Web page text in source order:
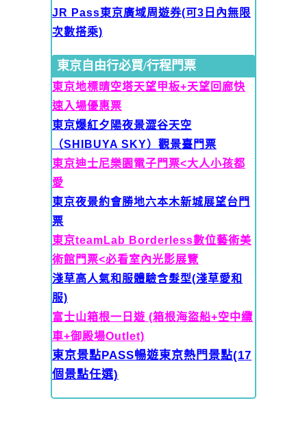
JR Pass東京廣域周遊券(可3日內無限
次數搭乘)
東京自由行必買/行程門票
東京地標晴空塔天望甲板+天望回廊快
速入場優惠票
東京爆紅夕陽夜景澀谷天空
（SHIBUYA SKY）觀景臺門票
東京迪士尼樂園電子門票<大人小孩都
愛
東京夜景約會勝地六本木新城展望台門
票
東京teamLab Borderless數位藝術美
術館門票<必看室內光影展覽
淺草高人氣和服體驗含髮型(淺草愛和
服)
富士山箱根一日遊 (箱根海盜船+空中纜
車+御殿場Outlet)
東京景點PASS暢遊東京熱門景點(17
個景點任選)